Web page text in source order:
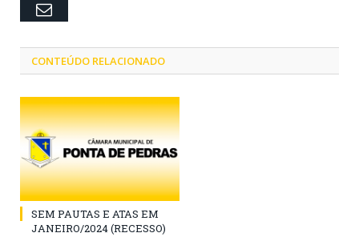
Email
CONTEÚDO RELACIONADO
SEM PAUTAS E ATAS EM
JANEIRO/2024 (RECESSO)